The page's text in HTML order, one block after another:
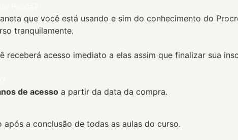
que você está usando e sim do conhecimento do
tranquilamente.
receberá acesso imediato a elas assim que finalizar sua
de acesso a partir da data da compra.
a conclusão de todas as aulas do curso.